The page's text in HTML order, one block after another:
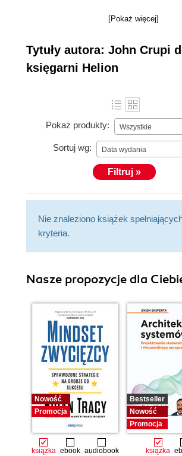
[Pokaż więcej]
Tytuły autora: John Crupi
księgarni Helion
Pokaż produkty: Wszystkie
Sortuj wg: Data wydania
Filtruj »
Nie znaleziono książek
kryteria.
Nasze propozycje dla
Nowość
Promocja
książka ebook audiobook
Bestseller
Nowość
Promocja
książka